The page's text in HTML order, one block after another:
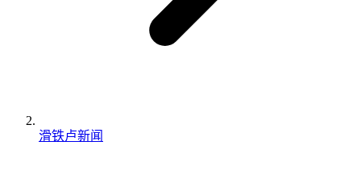
滑铁卢新闻